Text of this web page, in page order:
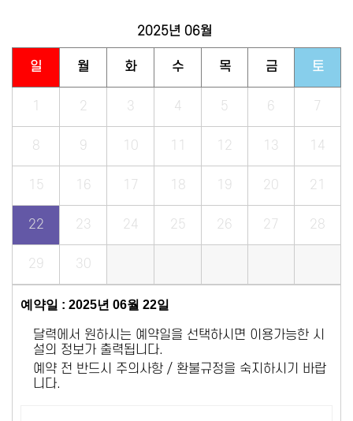
2025년 06월
일 월 화 수 목 금 토
1 2 3 4 5 6 7
8 9 10 11 12 13 14
15 16 17 18 19 20 21
22 23 24 25 26 27 28
29 30
예약일 : 2025년 06월 22일
달력에서 원하시는 예약일을 선택하시면 이용가능한 시
설의 정보가 출력됩니다.
예약 전 반드시 주의사항 / 환불규정을 숙지하시기 바랍
니다.